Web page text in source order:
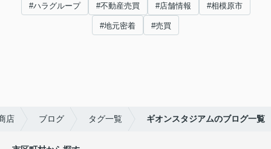
#ハラグループ #不動産売買 #店舗情報 #相模原市
#地元密着 #売買
店 ブログ タグ一覧 ギオンスタジアムのブログ一覧